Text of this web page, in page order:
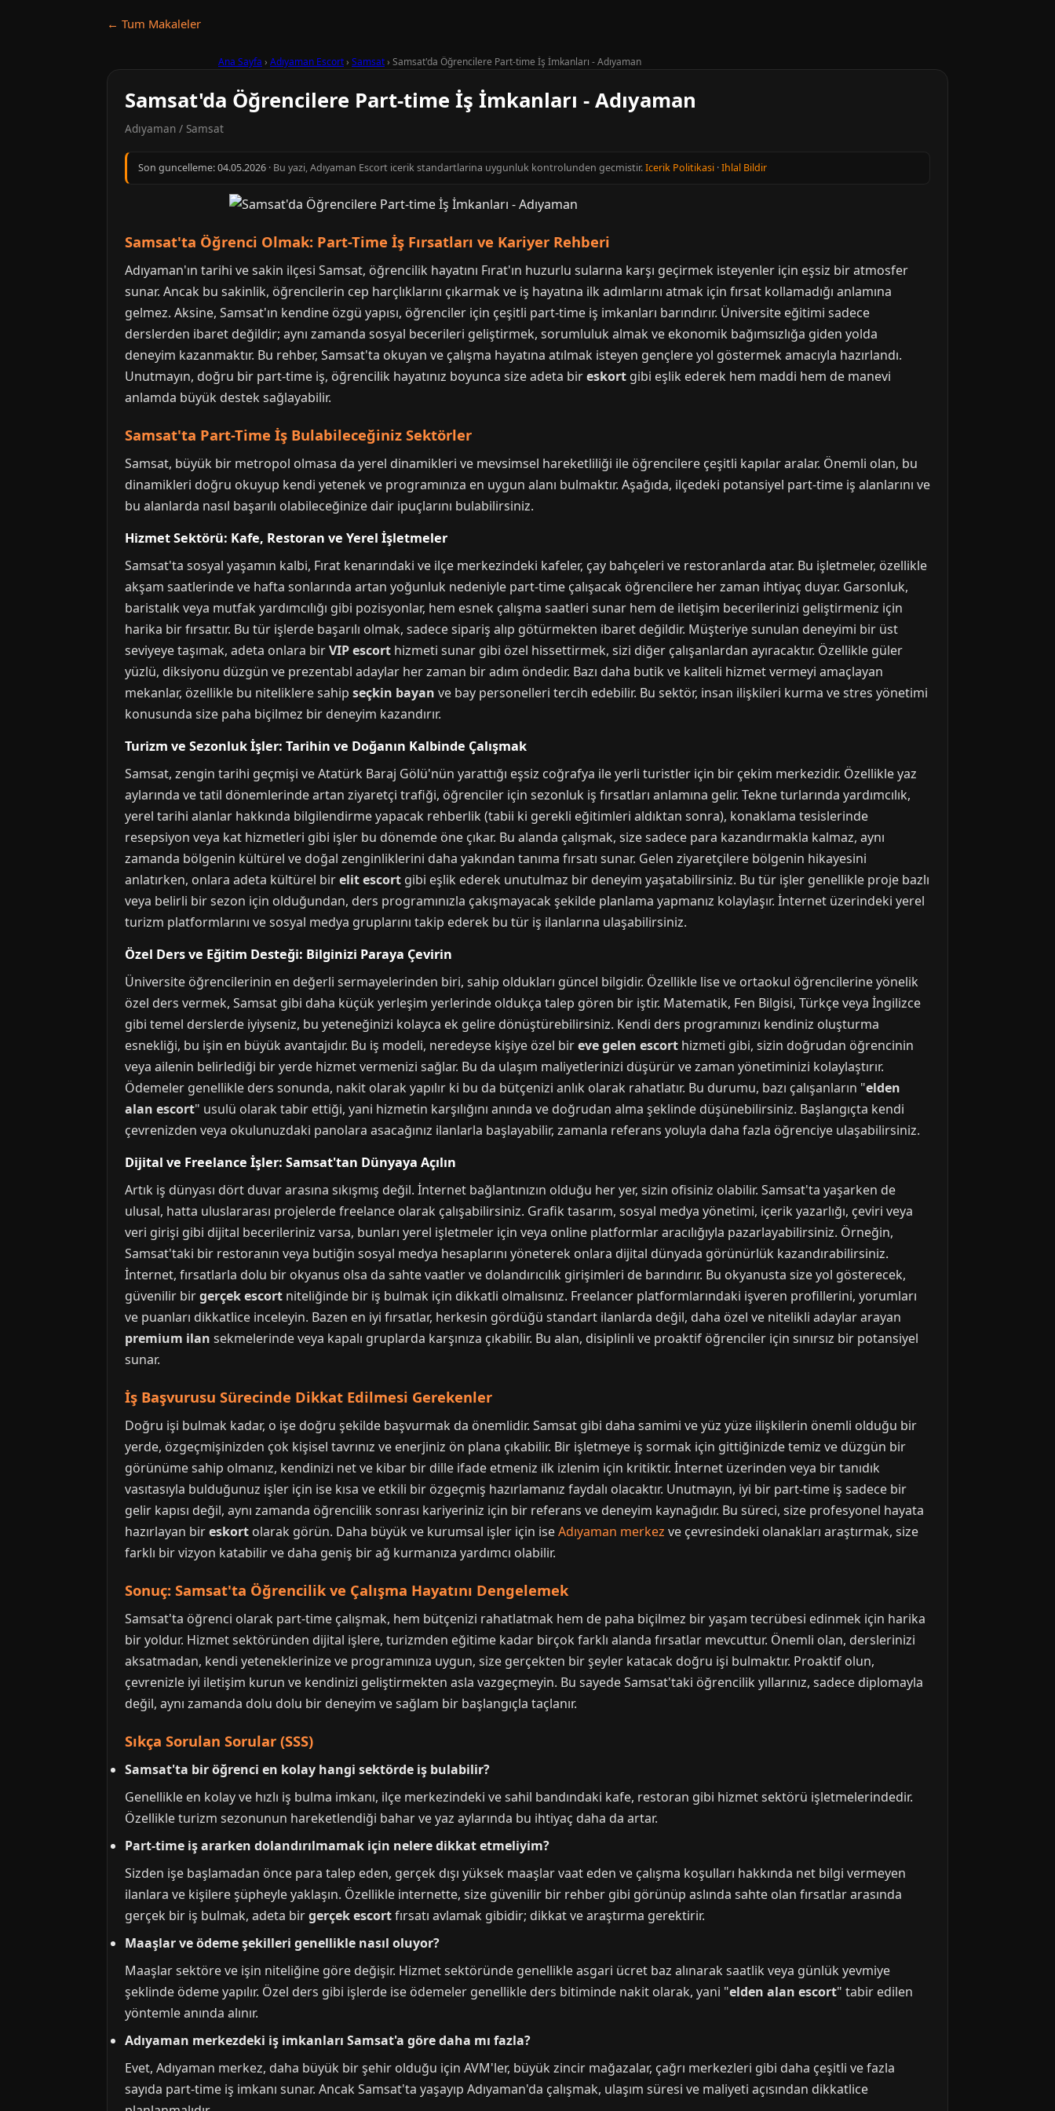
← Tum Makaleler
Ana Sayfa › Adıyaman Escort› Samsat› Samsat'da Öğrencilere Part-time İş İmkanları - Adıyaman
Samsat'da Öğrencilere Part-time İş İmkanları - Adıyaman
Adıyaman / Samsat
Son guncelleme:04.05.2026 · Bu yazi, Adıyaman Escort icerik standartlarina uygunluk kontrolunden gecmistir.Icerik Politikasi ·Ihlal Bildir
Samsat'ta Öğrenci Olmak: Part-Time İş Fırsatları ve Kariyer Rehberi
Adıyaman'ın tarihi ve sakin ilçesi Samsat, öğrencilik hayatını Fırat'ın huzurlu sularına karşı geçirmek isteyenler için eşsiz bir atmosfer
sunar. Ancak bu sakinlik, öğrencilerin cep harçlıklarını çıkarmak ve iş hayatına ilk adımlarını atmak için fırsat kollamadığı anlamına
gelmez. Aksine, Samsat'ın kendine özgü yapısı, öğrenciler için çeşitli part-time iş imkanları barındırır. Üniversite eğitimi sadece
derslerden ibaret değildir; aynı zamanda sosyal becerileri geliştirmek, sorumluluk almak ve ekonomik bağımsızlığa giden yolda
deneyim kazanmaktır. Bu rehber, Samsat'ta okuyan ve çalışma hayatına atılmak isteyen gençlere yol göstermek amacıyla hazırlandı.
Unutmayın, doğru bir part-time iş, öğrencilik hayatınız boyunca size adeta bireskort gibi eşlik ederek hem maddi hem de manevi
anlamda büyük destek sağlayabilir.
Samsat'ta Part-Time İş Bulabileceğiniz Sektörler
Samsat, büyük bir metropol olmasa da yerel dinamikleri ve mevsimsel hareketliliği ile öğrencilere çeşitli kapılar aralar. Önemli olan, bu
dinamikleri doğru okuyup kendi yetenek ve programınıza en uygun alanı bulmaktır. Aşağıda, ilçedeki potansiyel part-time iş alanlarını ve
bu alanlarda nasıl başarılı olabileceğinize dair ipuçlarını bulabilirsiniz.
Hizmet Sektörü: Kafe, Restoran ve Yerel İşletmeler
Samsat'ta sosyal yaşamın kalbi, Fırat kenarındaki ve ilçe merkezindeki kafeler, çay bahçeleri ve restoranlarda atar. Bu işletmeler, özellikle
akşam saatlerinde ve hafta sonlarında artan yoğunluk nedeniyle part-time çalışacak öğrencilere her zaman ihtiyaç duyar. Garsonluk,
baristalık veya mutfak yardımcılığı gibi pozisyonlar, hem esnek çalışma saatleri sunar hem de iletişim becerilerinizi geliştirmeniz için
harika bir fırsattır. Bu tür işlerde başarılı olmak, sadece sipariş alıp götürmekten ibaret değildir. Müşteriye sunulan deneyimi bir üst
seviyeye taşımak, adeta onlara birVIP escort hizmeti sunar gibi özel hissettirmek, sizi diğer çalışanlardan ayıracaktır. Özellikle güler
yüzlü, diksiyonu düzgün ve prezentabl adaylar her zaman bir adım öndedir. Bazı daha butik ve kaliteli hizmet vermeyi amaçlayan
mekanlar, özellikle bu niteliklere sahip seçkin bayan ve bay personelleri tercih edebilir. Bu sektör, insan ilişkileri kurma ve stres yönetimi
konusunda size paha biçilmez bir deneyim kazandırır.
Turizm ve Sezonluk İşler: Tarihin ve Doğanın Kalbinde Çalışmak
Samsat, zengin tarihi geçmişi ve Atatürk Baraj Gölü'nün yarattığı eşsiz coğrafya ile yerli turistler için bir çekim merkezidir. Özellikle yaz
aylarında ve tatil dönemlerinde artan ziyaretçi trafiği, öğrenciler için sezonluk iş fırsatları anlamına gelir. Tekne turlarında yardımcılık,
yerel tarihi alanlar hakkında bilgilendirme yapacak rehberlik (tabii ki gerekli eğitimleri aldıktan sonra), konaklama tesislerinde
resepsiyon veya kat hizmetleri gibi işler bu dönemde öne çıkar. Bu alanda çalışmak, size sadece para kazandırmakla kalmaz, aynı
zamanda bölgenin kültürel ve doğal zenginliklerini daha yakından tanıma fırsatı sunar. Gelen ziyaretçilere bölgenin hikayesini
anlatırken, onlara adeta kültürel birelit escort gibi eşlik ederek unutulmaz bir deneyim yaşatabilirsiniz. Bu tür işler genellikle proje bazlı
veya belirli bir sezon için olduğundan, ders programınızla çakışmayacak şekilde planlama yapmanız kolaylaşır. İnternet üzerindeki yerel
turizm platformlarını ve sosyal medya gruplarını takip ederek bu tür iş ilanlarına ulaşabilirsiniz.
Özel Ders ve Eğitim Desteği: Bilginizi Paraya Çevirin
Üniversite öğrencilerinin en değerli sermayelerinden biri, sahip oldukları güncel bilgidir. Özellikle lise ve ortaokul öğrencilerine yönelik
özel ders vermek, Samsat gibi daha küçük yerleşim yerlerinde oldukça talep gören bir iştir. Matematik, Fen Bilgisi, Türkçe veya İngilizce
gibi temel derslerde iyiyseniz, bu yeteneğinizi kolayca ek gelire dönüştürebilirsiniz. Kendi ders programınızı kendiniz oluşturma
esnekliği, bu işin en büyük avantajıdır. Bu iş modeli, neredeyse kişiye özel bireve gelen escort hizmeti gibi, sizin doğrudan öğrencinin
veya ailenin belirlediği bir yerde hizmet vermenizi sağlar. Bu da ulaşım maliyetlerinizi düşürür ve zaman yönetiminizi kolaylaştırır.
Ödemeler genellikle ders sonunda, nakit olarak yapılır ki bu da bütçenizi anlık olarak rahatlatır. Bu durumu, bazı çalışanların "elden
alan escort" usulü olarak tabir ettiği, yani hizmetin karşılığını anında ve doğrudan alma şeklinde düşünebilirsiniz. Başlangıçta kendi
çevrenizden veya okulunuzdaki panolara asacağınız ilanlarla başlayabilir, zamanla referans yoluyla daha fazla öğrenciye ulaşabilirsiniz.
Dijital ve Freelance İşler: Samsat'tan Dünyaya Açılın
Artık iş dünyası dört duvar arasına sıkışmış değil. İnternet bağlantınızın olduğu her yer, sizin ofisiniz olabilir. Samsat'ta yaşarken de
ulusal, hatta uluslararası projelerde freelance olarak çalışabilirsiniz. Grafik tasarım, sosyal medya yönetimi, içerik yazarlığı, çeviri veya
veri girişi gibi dijital becerileriniz varsa, bunları yerel işletmeler için veya online platformlar aracılığıyla pazarlayabilirsiniz. Örneğin,
Samsat'taki bir restoranın veya butiğin sosyal medya hesaplarını yöneterek onlara dijital dünyada görünürlük kazandırabilirsiniz.
İnternet, fırsatlarla dolu bir okyanus olsa da sahte vaatler ve dolandırıcılık girişimleri de barındırır. Bu okyanusta size yol gösterecek,
güvenilir birgerçek escort niteliğinde bir iş bulmak için dikkatli olmalısınız. Freelancer platformlarındaki işveren profillerini, yorumları
ve puanları dikkatlice inceleyin. Bazen en iyi fırsatlar, herkesin gördüğü standart ilanlarda değil, daha özel ve nitelikli adaylar arayan
premium ilan sekmelerinde veya kapalı gruplarda karşınıza çıkabilir. Bu alan, disiplinli ve proaktif öğrenciler için sınırsız bir potansiyel
sunar.
İş Başvurusu Sürecinde Dikkat Edilmesi Gerekenler
Doğru işi bulmak kadar, o işe doğru şekilde başvurmak da önemlidir. Samsat gibi daha samimi ve yüz yüze ilişkilerin önemli olduğu bir
yerde, özgeçmişinizden çok kişisel tavrınız ve enerjiniz ön plana çıkabilir. Bir işletmeye iş sormak için gittiğinizde temiz ve düzgün bir
görünüme sahip olmanız, kendinizi net ve kibar bir dille ifade etmeniz ilk izlenim için kritiktir. İnternet üzerinden veya bir tanıdık
vasıtasıyla bulduğunuz işler için ise kısa ve etkili bir özgeçmiş hazırlamanız faydalı olacaktır. Unutmayın, iyi bir part-time iş sadece bir
gelir kapısı değil, aynı zamanda öğrencilik sonrası kariyeriniz için bir referans ve deneyim kaynağıdır. Bu süreci, size profesyonel hayata
hazırlayan bireskort olarak görün. Daha büyük ve kurumsal işler için iseAdıyaman merkez ve çevresindeki olanakları araştırmak, size
farklı bir vizyon katabilir ve daha geniş bir ağ kurmanıza yardımcı olabilir.
Sonuç: Samsat'ta Öğrencilik ve Çalışma Hayatını Dengelemek
Samsat'ta öğrenci olarak part-time çalışmak, hem bütçenizi rahatlatmak hem de paha biçilmez bir yaşam tecrübesi edinmek için harika
bir yoldur. Hizmet sektöründen dijital işlere, turizmden eğitime kadar birçok farklı alanda fırsatlar mevcuttur. Önemli olan, derslerinizi
aksatmadan, kendi yeteneklerinize ve programınıza uygun, size gerçekten bir şeyler katacak doğru işi bulmaktır. Proaktif olun,
çevrenizle iyi iletişim kurun ve kendinizi geliştirmekten asla vazgeçmeyin. Bu sayede Samsat'taki öğrencilik yıllarınız, sadece diplomayla
değil, aynı zamanda dolu dolu bir deneyim ve sağlam bir başlangıçla taçlanır.
Sıkça Sorulan Sorular (SSS)
Samsat'ta bir öğrenci en kolay hangi sektörde iş bulabilir?
Genellikle en kolay ve hızlı iş bulma imkanı, ilçe merkezindeki ve sahil bandındaki kafe, restoran gibi hizmet sektörü işletmelerindedir.
Özellikle turizm sezonunun hareketlendiği bahar ve yaz aylarında bu ihtiyaç daha da artar.
Part-time iş ararken dolandırılmamak için nelere dikkat etmeliyim?
Sizden işe başlamadan önce para talep eden, gerçek dışı yüksek maaşlar vaat eden ve çalışma koşulları hakkında net bilgi vermeyen
ilanlara ve kişilere şüpheyle yaklaşın. Özellikle internette, size güvenilir bir rehber gibi görünüp aslında sahte olan fırsatlar arasında
gerçek bir iş bulmak, adeta birgerçek escortfırsatı avlamak gibidir; dikkat ve araştırma gerektirir.
Maaşlar ve ödeme şekilleri genellikle nasıl oluyor?
Maaşlar sektöre ve işin niteliğine göre değişir. Hizmet sektöründe genellikle asgari ücret baz alınarak saatlik veya günlük yevmiye
şeklinde ödeme yapılır. Özel ders gibi işlerde ise ödemeler genellikle ders bitiminde nakit olarak, yani "elden alan escort" tabir edilen
yöntemle anında alınır.
Adıyaman merkezdeki iş imkanları Samsat'a göre daha mı fazla?
Evet, Adıyaman merkez, daha büyük bir şehir olduğu için AVM'ler, büyük zincir mağazalar, çağrı merkezleri gibi daha çeşitli ve fazla
sayıda part-time iş imkanı sunar. Ancak Samsat'ta yaşayıp Adıyaman'da çalışmak, ulaşım süresi ve maliyeti açısından dikkatlice